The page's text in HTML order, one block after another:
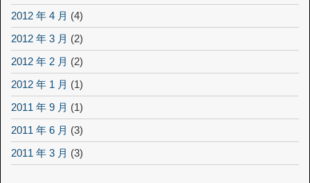
2012 年 4 月 (4)
2012 年 3 月 (2)
2012 年 2 月 (2)
2012 年 1 月 (1)
2011 年 9 月 (1)
2011 年 6 月 (3)
2011 年 3 月 (3)